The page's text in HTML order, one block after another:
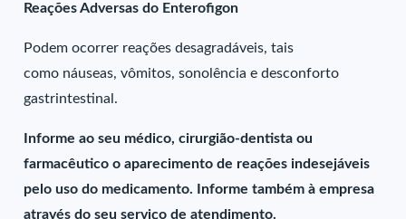
Reações Adversas do Enterofigon
Podem ocorrer reações desagradáveis, tais
como náuseas, vômitos, sonolência e desconforto
gastrintestinal.
Informe ao seu médico, cirurgião-dentista ou
farmacêutico o aparecimento de reações indesejáveis
pelo uso do medicamento. Informe também à empresa
através do seu serviço de atendimento.